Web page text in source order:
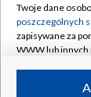
Rada
System
Informacje
Twoje dane
poszczególnych
zapisywane za
WWW lub
ruchu w